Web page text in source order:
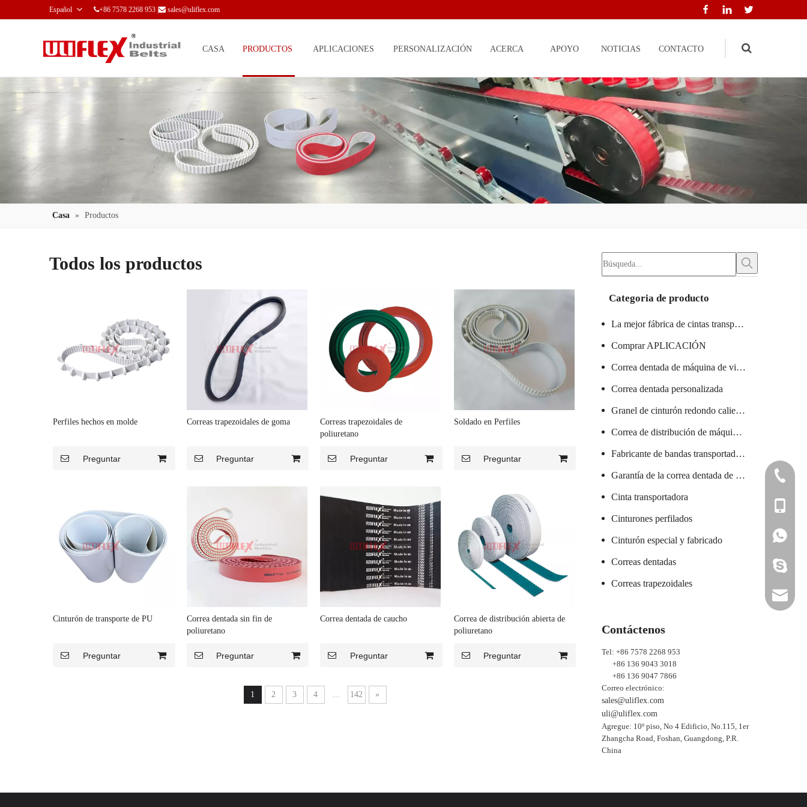
Español +86 7578 2268 953 |  sales@uliflex.com
CASA PRODUCTOS APLICACIONES PERSONALIZACIÓN ACERCA
DE
APOYO NOTICIAS CONTACTO
Search
Casa » Productos
Todos los productos
Perfiles hechos en molde
Preguntar
Correas trapezoidales de goma
Preguntar
Correas trapezoidales de
poliuretano
Preguntar
Soldado en Perfiles
Preguntar
Cinturón de transporte de PU
Preguntar
Correa dentada sin fin de
poliuretano
Preguntar
Correa dentada de caucho
Preguntar
Correa de distribución abierta de
poliuretano
Preguntar
1 2 3 4 ... 142 »
Categoria de producto
La mejor fábrica de cintas transportadoras
Comprar APLICACIÓN
Correa dentada de máquina de vidrio certificada
Correa dentada personalizada
Granel de cinturón redondo caliente
Correa de distribución de máquina textil caliente
Fabricante de bandas transportadoras de PVC
Garantía de la correa dentada de la máquina de salchichas
Cinta transportadora
Cinturones perfilados
Cinturón especial y fabricado
Correas dentadas
Correas trapezoidales
Contáctenos
Tel: +86 7578 2268 953
+86 136 9043 3018
+86 136 9047 7866
Correo electrónico:
sales@uliflex.com
uli@uliflex.com
Agregue: 10º piso, No 4 Edificio, No.115, 1er
Zhangcha Road, Foshan, Guangdong, P.R.
China
+86
+86 136
+86 136